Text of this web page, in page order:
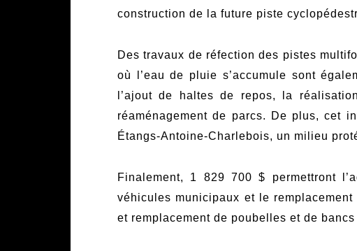
construction de la future piste
Des travaux de réfection des pistes
où l’eau de pluie s’accumule sont
l’ajout de haltes de repos, la
réaménagement de parcs. De plus, cet
Étangs-Antoine-Charlebois, un milieu
Finalement, 1 829 700 $ permettront
véhicules municipaux et le
et remplacement de poubelles et de